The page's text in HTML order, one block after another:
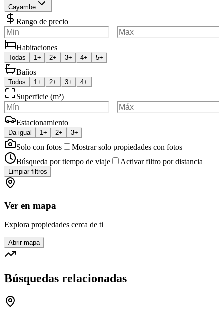
Cayambe
Rango de precio
—
Habitaciones
Todas 1+ 2+ 3+ 4+ 5+
Baños
Todos 1+ 2+ 3+ 4+
Superficie (m²)
—
Estacionamiento
Da igual 1+ 2+ 3+
Solo con fotos
Mostrar solo propiedades con fotos
Búsqueda por tiempo de viaje
Activar filtro por distancia
Limpiar filtros
Ver en mapa
Explora propiedades cerca de ti
Abrir mapa
Búsquedas relacionadas